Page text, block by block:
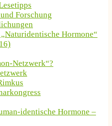
Forschung
Hormone“
Netzwerk“?
identische Hormone –